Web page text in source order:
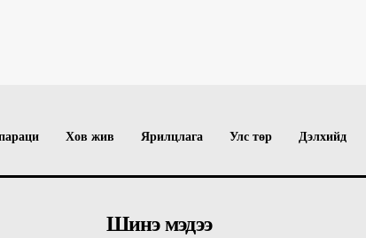
Хов жив Ярилцлага Улс төр Дэлхийд
Шинэ мэдээ